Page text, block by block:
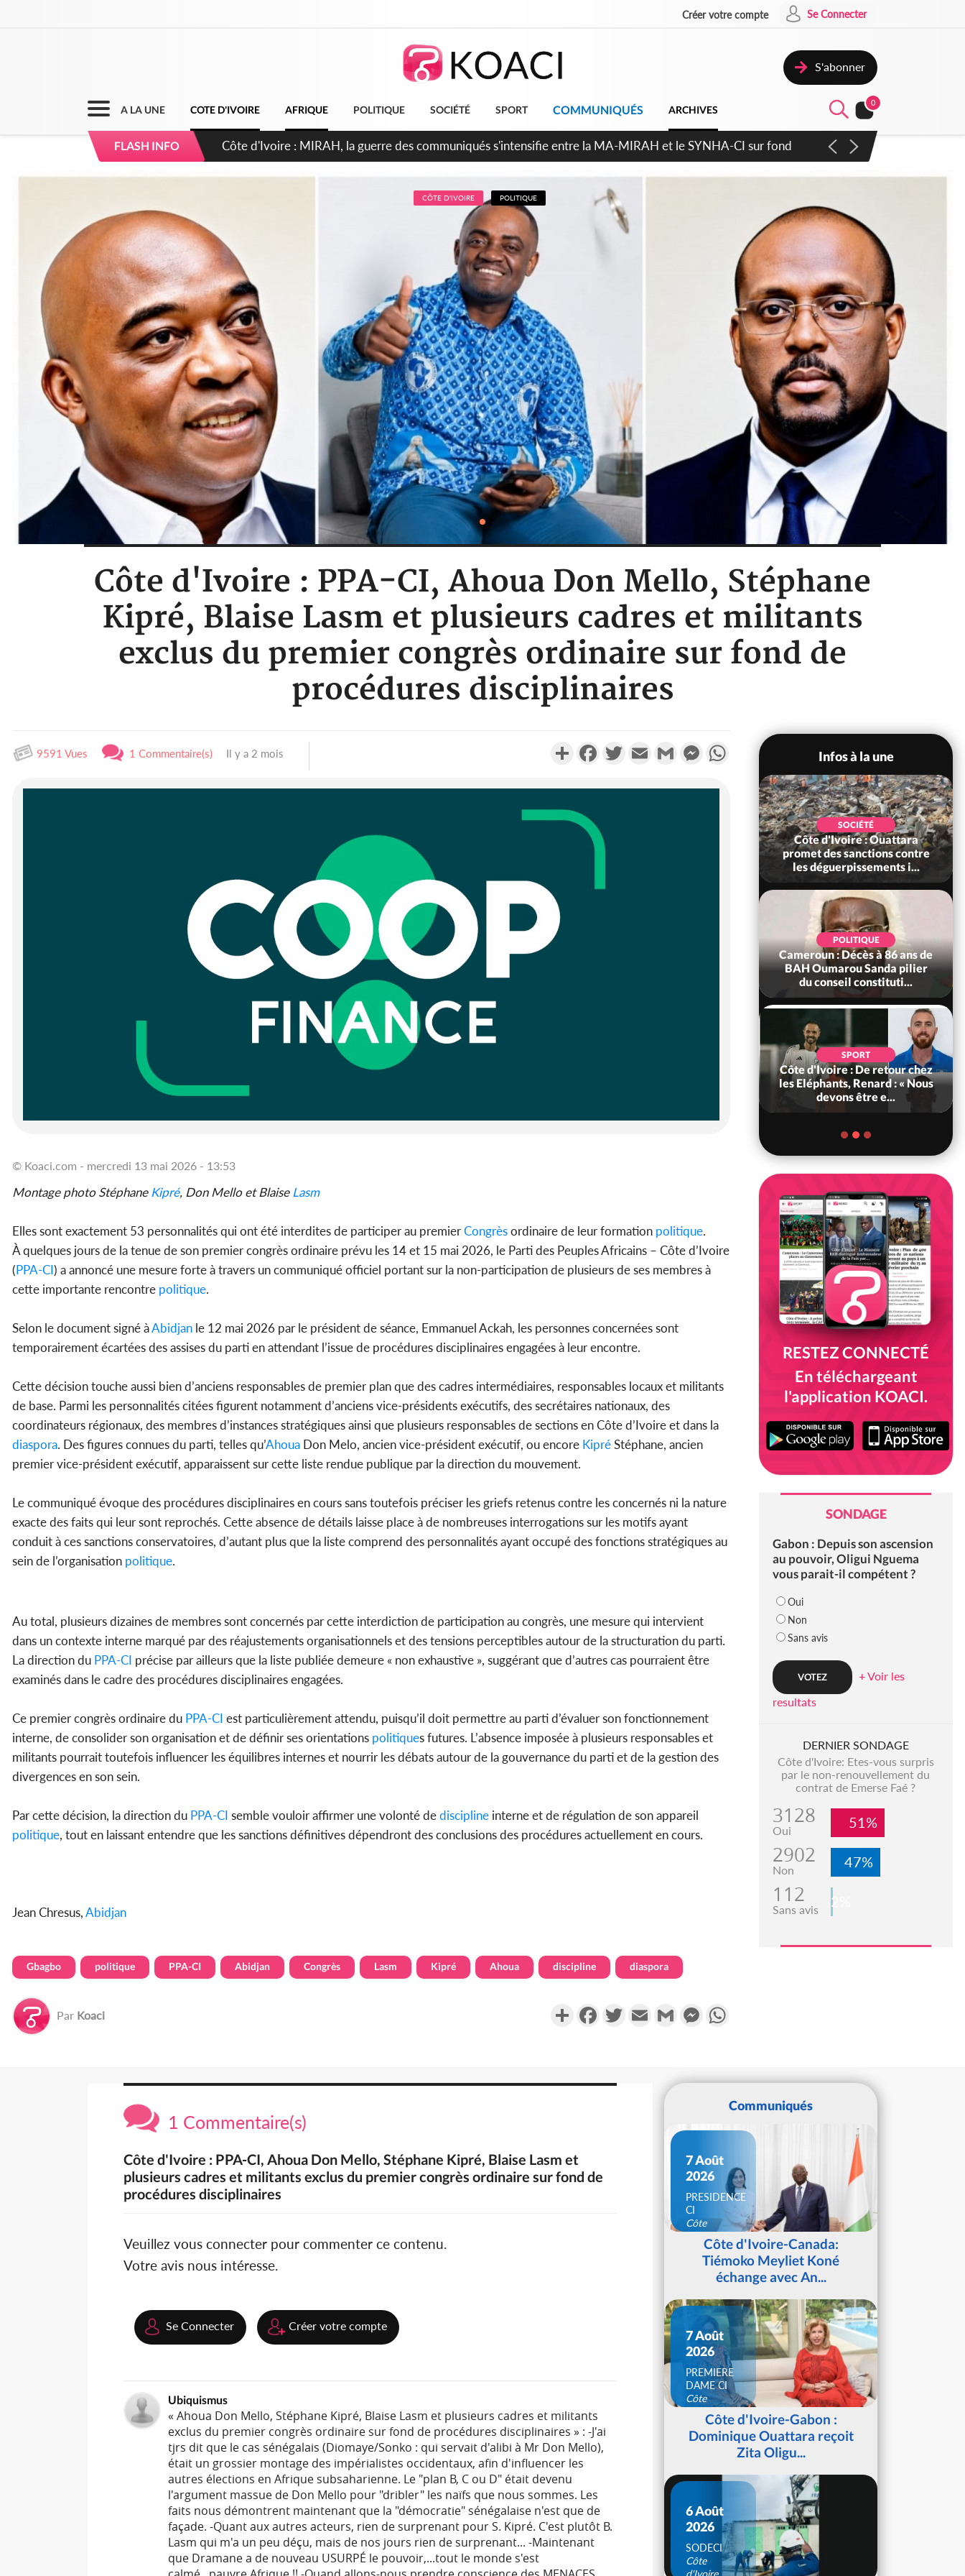
Créer votre compte Se Connecter
S'abonner
A LA UNE COTE D'IVOIRE AFRIQUE POLITIQUE SOCIÉTÉ SPORT COMMUNIQUÉS ARCHIVES
0
FLASH INFO Côte d'Ivoire : Indépendance 2026, Thiam plaide pour un environnement démocratique plus apaisé
CÔTE D'IVOIRE POLITIQUE
Côte d'Ivoire : PPA-CI, Ahoua Don Mello, Stéphane
Kipré, Blaise Lasm et plusieurs cadres et militants
exclus du premier congrès ordinaire sur fond de
procédures disciplinaires
9591 Vues 1 Commentaire(s) Il y a 2 mois PartagerFacebookTwitterEmail Gmail MessengerWhatsApp
© Koaci.com - mercredi 13 mai 2026 - 13:53
Montage photo StéphaneKipré, Don Mello et BlaiseLasm
Elles sont exactement 53 personnalités qui ont été interdites de participer au premierCongrèsordinaire de leur formation politique.
À quelques jours de la tenue de son premier congrès ordinaire prévu les 14 et 15 mai 2026, le Parti des Peuples Africains – Côte d’Ivoire
(PPA-CI) a annoncé une mesure forte à travers un communiqué officiel portant sur la non-participation de plusieurs de ses membres à
cette importante rencontre politique.
Selon le document signé àAbidjan le 12 mai 2026 par le président de séance, Emmanuel Ackah, les personnes concernées sont
temporairement écartées des assises du parti en attendant l’issue de procédures disciplinaires engagées à leur encontre.
Cette décision touche aussi bien d’anciens responsables de premier plan que des cadres intermédiaires, responsables locaux et militants
de base. Parmi les personnalités citées figurent notamment d’anciens vice-présidents exécutifs, des secrétaires nationaux, des
coordinateurs régionaux, des membres d’instances stratégiques ainsi que plusieurs responsables de sections en Côte d’Ivoire et dans la
diaspora. Des figures connues du parti, telles qu’Ahoua Don Melo, ancien vice-président exécutif, ou encore KipréStéphane, ancien
premier vice-président exécutif, apparaissent sur cette liste rendue publique par la direction du mouvement.
Le communiqué évoque des procédures disciplinaires en cours sans toutefois préciser les griefs retenus contre les concernés ni la nature
exacte des faits qui leur sont reprochés. Cette absence de détails laisse place à de nombreuses interrogations sur les motifs ayant
conduit à ces sanctions conservatoires, d’autant plus que la liste comprend des personnalités ayant occupé des fonctions stratégiques au
sein de l’organisation politique.
Au total, plusieurs dizaines de membres sont concernés par cette interdiction de participation au congrès, une mesure qui intervient
dans un contexte interne marqué par des réajustements organisationnels et des tensions perceptibles autour de la structuration du parti.
La direction du PPA-CI précise par ailleurs que la liste publiée demeure « non exhaustive », suggérant que d’autres cas pourraient être
examinés dans le cadre des procédures disciplinaires engagées.
Ce premier congrès ordinaire du PPA-CI est particulièrement attendu, puisqu’il doit permettre au parti d’évaluer son fonctionnement
interne, de consolider son organisation et de définir ses orientations politiques futures. L’absence imposée à plusieurs responsables et
militants pourrait toutefois influencer les équilibres internes et nourrir les débats autour de la gouvernance du parti et de la gestion des
divergences en son sein.
Par cette décision, la direction du PPA-CI semble vouloir affirmer une volonté dediscipline interne et de régulation de son appareil
politique, tout en laissant entendre que les sanctions définitives dépendront des conclusions des procédures actuellement en cours.
Jean Chresus,Abidjan
Gbagbo politique PPA-CI Abidjan Congrès Lasm Kipré Ahoua discipline diaspora
Par Koaci PartagerFacebookTwitterEmail Gmail Messenger
Infos à la une
Côte d'Ivoire : Après le pari
réussi du 66e anniversaire,
SOCIÉTÉ
Côte d'Ivoire : Ouattara
promet des sanctions contre
les déguerpissements i...
POLITIQUE
Cameroun : Décès à 86 ans de
BAH Oumarou Sanda pilier
du conseil constituti...
SPORT
Côte d'Ivoire : De retour chez
les Eléphants, Renard : « Nous
devons être e...
RESTEZ CONNECTÉ
En téléchargeant
l'application KOACI.
SONDAGE
Gabon : Depuis son ascension
au pouvoir, Oligui Nguema
vous parait-il compétent ?
Oui
Non
Sans avis
+ Voir les
resultats
DERNIER SONDAGE
Côte d'Ivoire: Etes-vous surpris
par le non-renouvellement du
contrat de Emerse Faé ?
3128
Oui 51%
2902
Non 47%
112
Sans avis 2%
1 Commentaire(s)
Côte d'Ivoire : PPA-CI, Ahoua Don Mello, Stéphane Kipré, Blaise Lasm et
plusieurs cadres et militants exclus du premier congrès ordinaire sur fond de
procédures disciplinaires
Veuillez vous connecter pour commenter ce contenu.
Votre avis nous intéresse.
Se Connecter Créer votre compte
Ubiquismus
« Ahoua Don Mello, Stéphane Kipré, Blaise Lasm et plusieurs cadres et militants
exclus du premier congrès ordinaire sur fond de procédures disciplinaires » : -J'ai
tjrs dit que le cas sénégalais (Diomaye/Sonko : qui servait d'alibi à Mr Don Mello),
était un grossier montage des impérialistes occidentaux, afin d'influencer les
autres élections en Afrique subsaharienne. Le "plan B, C ou D" était devenu
l'argument massue de Don Mello pour "dribler" les naïfs que nous sommes. Les
faits nous démontrent maintenant que la "démocratie" sénégalaise n'est que de
façade. -Quant aux autres acteurs, rien de surprenant pour S. Kipré. C'est plutôt B.
Lasm qui m'a un peu déçu, mais de nos jours rien de surprenant... -Maintenant
que Dramane a de nouveau USURPÉ le pouvoir,...tout le monde s'est
Communiqués
7 Août
2026
PRESIDENCE
CI
Côte
d'IvoireCôte d'Ivoire-Canada:
Tiémoko Meyliet Koné
échange avec An...
7 Août
2026
PREMIERE
DAME CI
Côte
d'IvoireCôte d'Ivoire-Gabon :
Dominique Ouattara reçoit
Zita Oligu...
6 Août
2026
SODECI
Côte
d'Ivoire